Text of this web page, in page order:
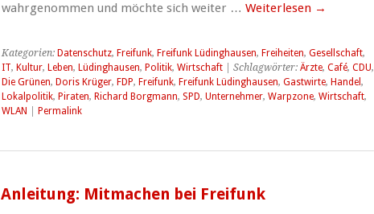
wahrgenommen und möchte sich weiter … Weiterlesen →
Kategorien: Datenschutz, Freifunk, Freifunk Lüdinghausen, Freiheiten, Gesellschaft,
IT, Kultur, Leben, Lüdinghausen, Politik, Wirtschaft| Schlagwörter: Ärzte, Café, CDU,
Die Grünen, Doris Krüger, FDP, Freifunk, Freifunk Lüdinghausen, Gastwirte, Handel ,
Lokalpolitik, Piraten, Richard Borgmann, SPD, Unternehmer, Warpzone, Wirtschaft,
WLAN
Permalink
Anleitung: Mitmachen bei Freifunk